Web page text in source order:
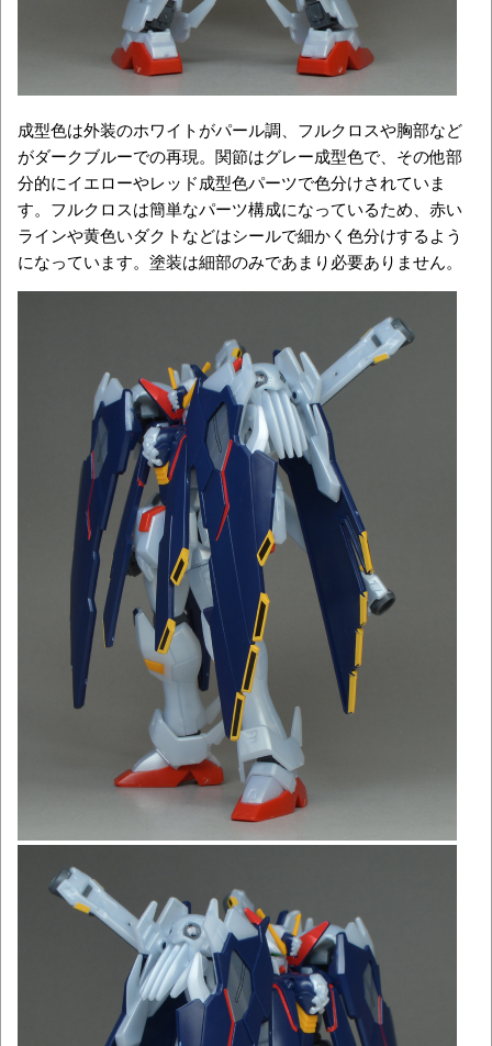
成型色は外装のホワイトがパール調、フルクロスや胸部など
がダークブルーでの再現。関節はグレー成型色で、その他部
分的にイエローやレッド成型色パーツで色分けされていま
す。フルクロスは簡単なパーツ構成になっているため、赤い
ラインや黄色いダクトなどはシールで細かく色分けするよう
になっています。塗装は細部のみであまり必要ありません。